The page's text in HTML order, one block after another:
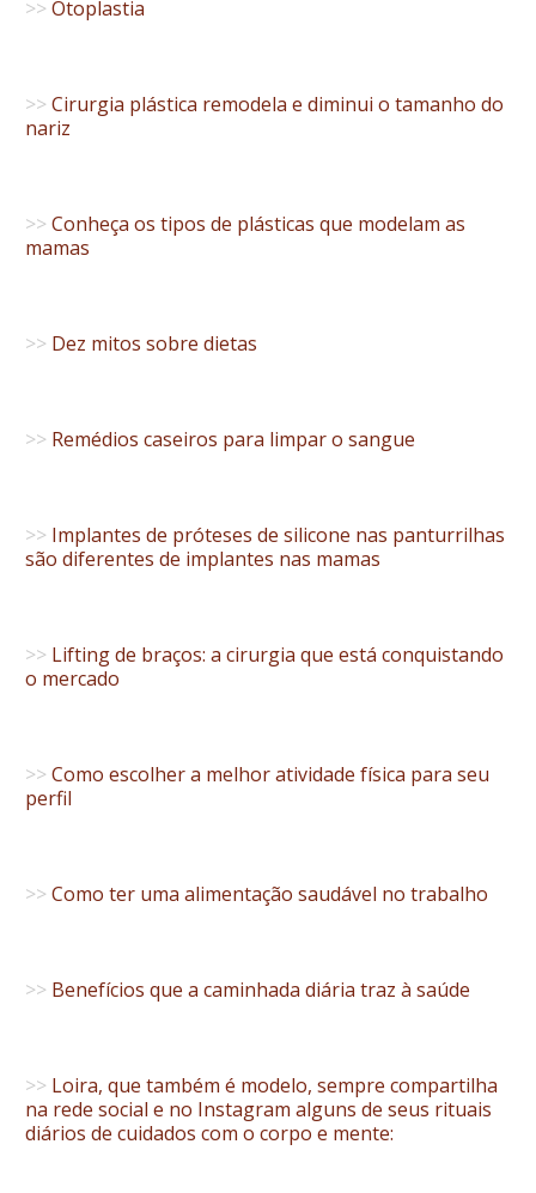
>> Otoplastia
>> Cirurgia plástica remodela e diminui o tamanho do
nariz
>> Conheça os tipos de plásticas que modelam as
mamas
>> Dez mitos sobre dietas
>> Remédios caseiros para limpar o sangue
>> Implantes de próteses de silicone nas panturrilhas
são diferentes de implantes nas mamas
>> Lifting de braços: a cirurgia que está conquistando
o mercado
>> Como escolher a melhor atividade física para seu
perfil
>> Como ter uma alimentação saudável no trabalho
>> Benefícios que a caminhada diária traz à saúde
>> Loira, que também é modelo, sempre compartilha
na rede social e no Instagram alguns de seus rituais
diários de cuidados com o corpo e mente: